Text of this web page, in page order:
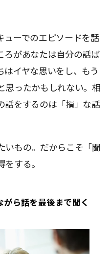
ューでのエピソードを話
ろがあなたは自分の話ば
はイヤな思いをし、もう
思ったかもしれない。相
話をするのは「損」な話
いもの。だからこそ「聞
する。
がら話を最後まで聞く